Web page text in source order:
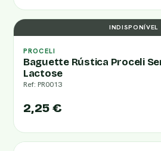
INDISPONÍVEL
PROCELI
Baguette Rústica Proceli
Lactose
Ref: PR0013
2,25 €